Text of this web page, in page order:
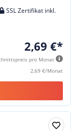
SSL Zertifikat inkl.
2,69 €*
pro Monat
2,69 €/Monat